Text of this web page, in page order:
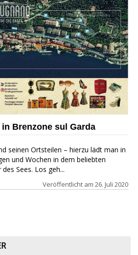
Brenzone sul Garda
seinen Ortsteilen – hierzu lädt man in
und Wochen in dem beliebten
Sees. Los geh...
Veröffentlicht am 26. Juli 2020